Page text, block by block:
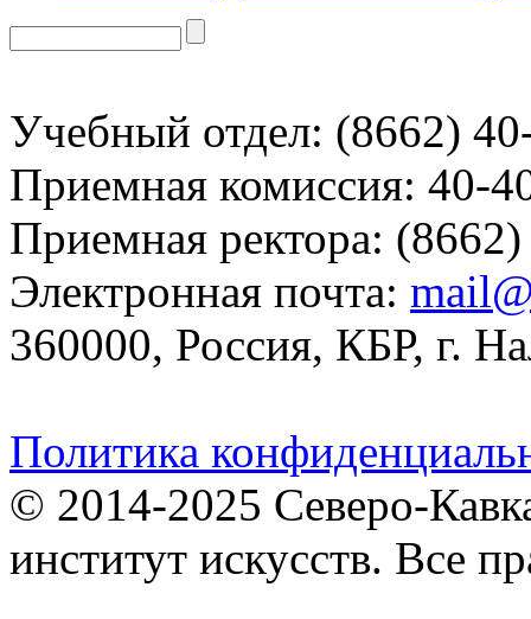
Учебный отдел: (8662)
Приемная комиссия: 40-
Приемная ректора:
Электронная почта:
360000, Россия, КБР, г.
Политика
© 2014-2025 Северо-
институт искусств. Все